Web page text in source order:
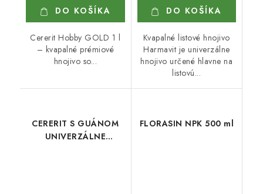
DO KOŠÍKA
Cererit Hobby GOLD 1 l
– kvapalné prémiové
hnojivo so...
DO KOŠÍKA
Kvapalné listové hnojivo
Harmavit je univerzálne
hnojivo určené hlavne na
listovú...
CERERIT S GUÁNOM
UNIVERZÁLNE
FLORASIN NPK 500 ml